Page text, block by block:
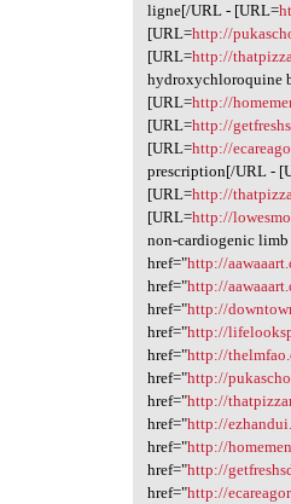
ligne[/URL - [URL=
[URL=http://
[URL=http://
hydroxychloroquine
[URL=http://
[URL=http://
[URL=http://
prescription[/URL -
[URL=http://
[URL=http://
non-cardiogenic limb
href="http://
href="http://
href="http://
href="http://
href="http://
href="http://
href="http://
href="http://
href="http://
href="http://
href="http://